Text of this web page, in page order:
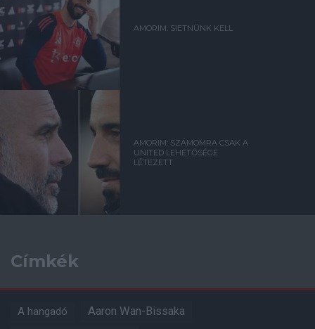
AMORIM: SIETNÜNK KELL
AMORIM: SZÁMOMRA CSAK A
UNITED LEHETŐSÉGE
LÉTEZETT
Címkék
A hangadó Aaron Wan-Bissaka